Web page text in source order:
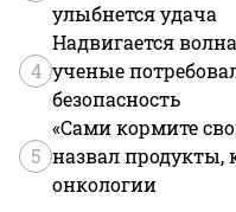
улыбнется удача
4
Надвигается
ученые
безопасность
5
«Сами кормите
назвал продукты,
онкологии